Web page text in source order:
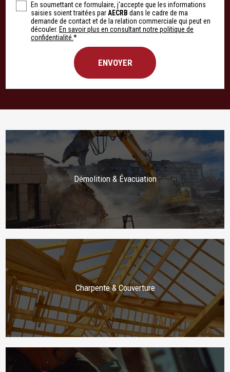
En soumettant ce formulaire, j'accepte que les informations
saisies soient traitées parAECRB dans le cadre de ma
demande de contact et de la relation commerciale qui peut en
découler. En savoir plus en consultant notre politique de
confidentialité.*
Démolition & Évacuation
Charpente & Couverture